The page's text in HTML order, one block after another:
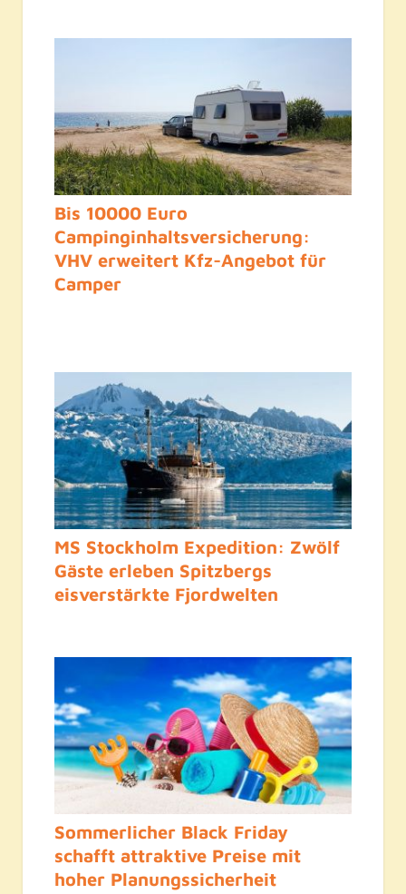
Bis 10000 Euro
Campinginhaltsversicherung:
VHV erweitert Kfz-Angebot für
Camper
MS Stockholm Expedition: Zwölf
Gäste erleben Spitzbergs
eisverstärkte Fjordwelten
Sommerlicher Black Friday
schafft attraktive Preise mit
hoher Planungssicherheit